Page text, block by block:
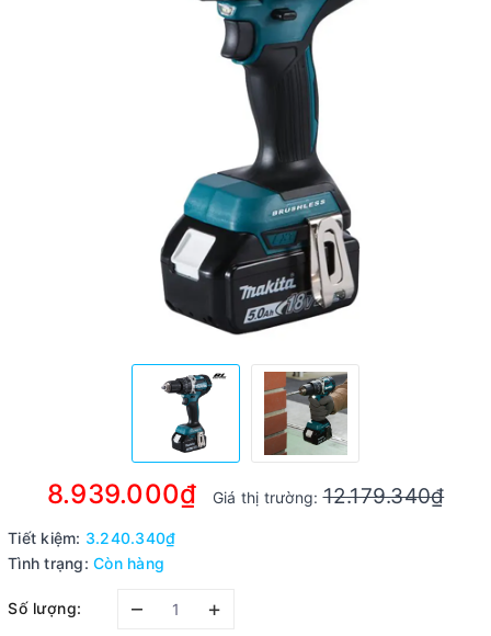
8.939.000₫ Giá thị trường:12.179.340₫
Tiết kiệm: 3.240.340₫
Tình trạng: Còn hàng
Số lượng: – +